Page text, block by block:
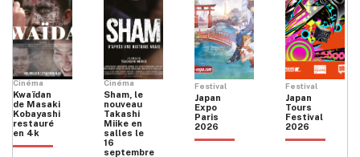
Cinéma
Kwaïdan
de Masaki
Kobayashi
restauré
en 4k
Cinéma
Sham, le
nouveau
Takashi
Miike en
salles le
16
septembre
Festival
Japan
Expo
Paris
2026
Festival
Japan
Tours
Festival
2026